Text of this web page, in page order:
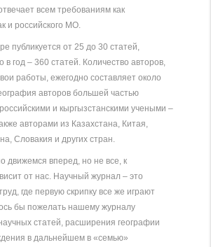
всем требованиям как
и российского МО.
публикуется от 25 до 30 статей,
в год – 360 статей. Количество авторов,
работы, ежегодно составляет около
авторов большей частью
и кыргызстанскими учеными –
авторами из Казахстана, Китая,
Словакия и других стран.
движемся вперед, но не все, к
от нас. Научный журнал – это
где первую скрипку все же играют
бы пожелать нашему журналу
статей, расширения географии
в дальнейшем в «семью»